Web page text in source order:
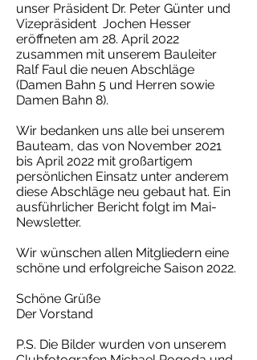
unser Präsident Dr. Peter Günter und
Vizepräsident Jochen Hesser
eröffneten am 28. April 2022
zusammen mit unserem Bauleiter
Ralf Fauldie neuen Abschläge
(Damen Bahn 5 und Herren sowie
Damen Bahn 8).
Wir bedanken uns alle bei unserem
Bauteam, das von November 2021
bis April 2022 mit großartigem
persönlichen Einsatz unter anderem
diese Abschläge neu gebaut hat. Ein
ausführlicher Bericht folgt im Mai-
Newsletter.
Wir wünschen allen Mitgliedern eine
schöne und erfolgreiche Saison 2022.
Schöne Grüße
Der Vorstand
P.S. Die Bilder wurden von unserem